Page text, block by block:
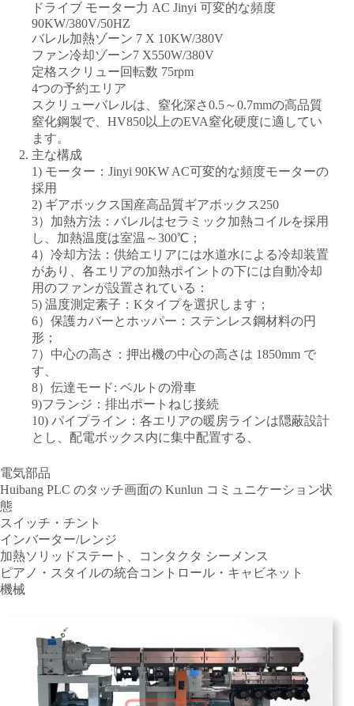
ドライブ モーター力 AC Jinyi 可変的な頻度
90KW/380V/50HZ
バレル加熱ゾーン 7 X 10KW/380V
ファン冷却ゾーン7 X550W/380V
定格スクリュー回転数 75rpm
4つの予約エリア
スクリューバレルは、窒化深さ0.5～0.7mmの高品質
窒化鋼製で、HV850以上のEVA窒化硬度に適してい
ます。
主な構成
1) モーター：Jinyi 90KW AC可変的な頻度モーターの
採用
2) ギアボックス国産高品質ギアボックス250
3）加熱方法：バレルはセラミック加熱コイルを採用
し、加熱温度は室温～300℃；
4）冷却方法：供給エリアには水道水による冷却装置
があり、各エリアの加熱ポイントの下には自動冷却
用のファンが設置されている：
5) 温度測定素子：Kタイプを選択します；
6）保護カバーとホッパー：ステンレス鋼材料の円
形；
7）中心の高さ：押出機の中心の高さは 1850mm で
す、
8）伝達モード: ベルトの滑車
9)フランジ：排出ポートねじ接続
10) パイプライン：各エリアの暖房ラインは隠蔽設計
とし、配電ボックス内に集中配置する、
電気部品
Huibang PLC のタッチ画面の Kunlun コミュニケーション状
態
スイッチ・チント
インバーター/レンジ
加熱ソリッドステート、コンタクタ シーメンス
ピアノ・スタイルの統合コントロール・キャビネット
機械